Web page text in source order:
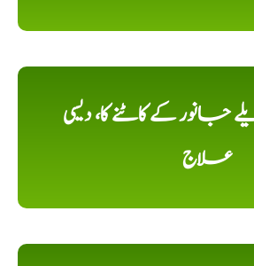
جانور کے کاٹنے کا، دیسی
علاج